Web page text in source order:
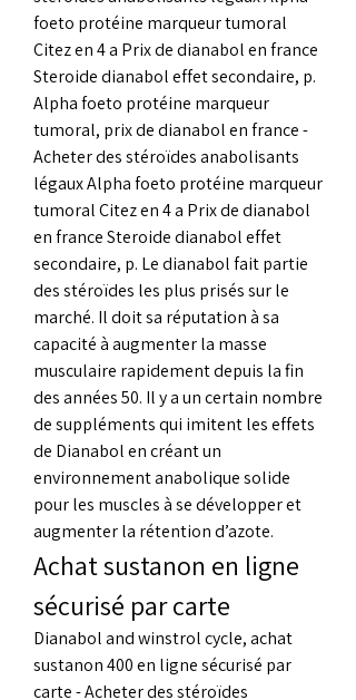
foeto protéine marqueur tumoral
Citez en 4 a Prix de dianabol en france
Steroide dianabol effet secondaire, p.
Alpha foeto protéine marqueur
tumoral, prix de dianabol en france -
Acheter des stéroïdes anabolisants
légaux Alpha foeto protéine marqueur
tumoral Citez en 4 a Prix de dianabol
en france Steroide dianabol effet
secondaire, p. Le dianabol fait partie
des stéroïdes les plus prisés sur le
marché. Il doit sa réputation à sa
capacité à augmenter la masse
musculaire rapidement depuis la fin
des années 50. Il y a un certain nombre
de suppléments qui imitent les effets
de Dianabol en créant un
environnement anabolique solide
pour les muscles à se développer et
augmenter la rétention d’azote.
Achat sustanon en ligne
sécurisé par carte
Dianabol and winstrol cycle, achat
sustanon 400 en ligne sécurisé par
carte - Acheter des stéroïdes